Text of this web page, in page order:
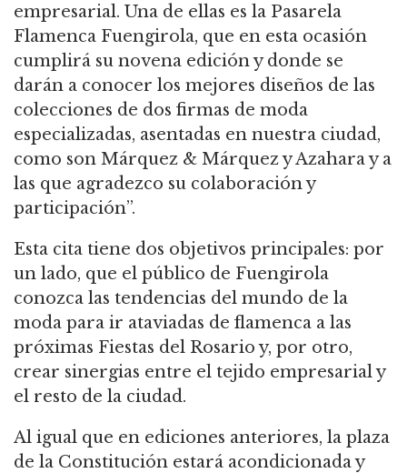
empresarial. Una de ellas es la Pasarela
Flamenca Fuengirola, que en esta ocasión
cumplirá su novena edición y donde se
darán a conocer los mejores diseños de las
colecciones de dos firmas de moda
especializadas, asentadas en nuestra ciudad,
como son Márquez & Márquez y Azahara y a
las que agradezco su colaboración y
participación”.
Esta cita tiene dos objetivos principales: por
un lado, que el público de Fuengirola
conozca las tendencias del mundo de la
moda para ir ataviadas de flamenca a las
próximas Fiestas del Rosario y, por otro,
crear sinergias entre el tejido empresarial y
el resto de la ciudad.
Al igual que en ediciones anteriores, la plaza
de la Constitución estará acondicionada y